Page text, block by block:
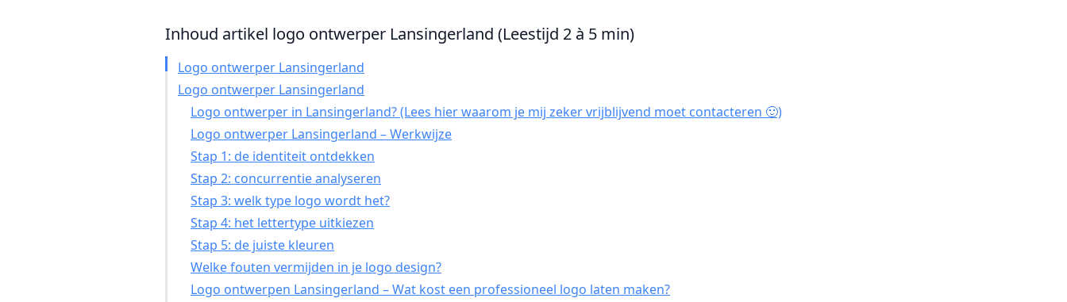
Inhoud artikel logo ontwerper Lansingerland (Leestijd 2 à 5 min)
Logo ontwerper Lansingerland
Logo ontwerper Lansingerland
Logo ontwerper in Lansingerland? (Lees hier waarom je mij zeker vrijblijvend moet contacteren 🙂)
Logo ontwerper Lansingerland – Werkwijze
Stap 1: de identiteit ontdekken
Stap 2: concurrentie analyseren
Stap 3: welk type logo wordt het?
Stap 4: het lettertype uitkiezen
Stap 5: de juiste kleuren
Welke fouten vermijden in je logo design?
Logo ontwerpen Lansingerland – Wat kost een professioneel logo laten maken?